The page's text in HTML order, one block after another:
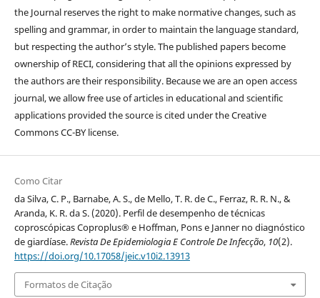
the Journal reserves the right to make normative changes, such as
spelling and grammar, in order to maintain the language standard,
but respecting the author’s style. The published papers become
ownership of RECI, considering that all the opinions expressed by
the authors are their responsibility. Because we are an open access
journal, we allow free use of articles in educational and scientific
applications provided the source is cited under the Creative
Commons CC-BY license.
Como Citar
da Silva, C. P., Barnabe, A. S., de Mello, T. R. de C., Ferraz, R. R. N., &
Aranda, K. R. da S. (2020). Perfil de desempenho de técnicas
coproscópicas Coproplus® e Hoffman, Pons e Janner no diagnóstico
de giardíase.Revista De Epidemiologia E Controle De Infecção, 10(2).
https://doi.org/10.17058/jeic.v10i2.13913
Formatos de Citação